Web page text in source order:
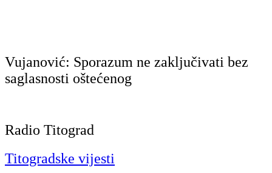
Vujanović: Sporazum ne zaključivati bez
saglasnosti oštećenog
Radio Titograd
Titogradske vijesti